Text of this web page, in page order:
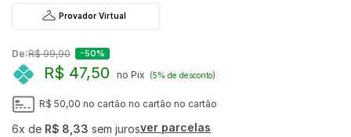
Provador Virtual
De:R$ 99,90 -50%
R$ 47,50 no Pix (5% de desconto)
R$ 50,00 no cartão no cartão no cartão
6x de R$ 8,33 sem jurosver parcelas